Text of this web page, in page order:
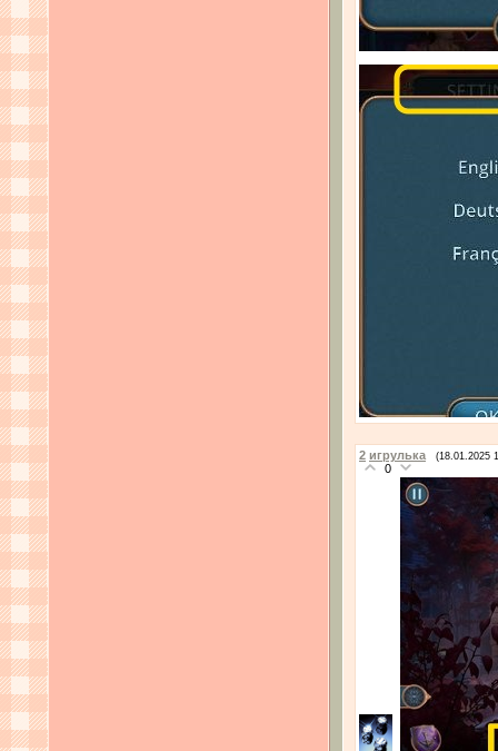
2 игрулька (18.01.2025
0